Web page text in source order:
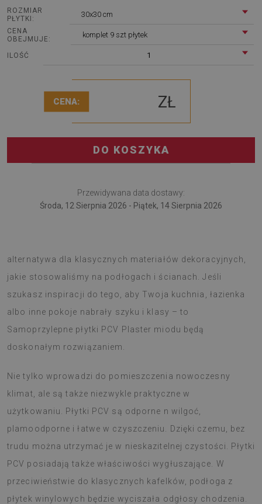
ROZMIAR
PŁYTKI:
30x30 cm
CENA
OBEJMUJE:
komplet 9 szt płytek
ILOŚĆ 1
CENA: ZŁ
DO KOSZYKA
Przewidywana data dostawy:
Środa, 12 Sierpnia 2026 - Piątek, 14 Sierpnia 2026
alternatywa dla klasycznych materiałów dekoracyjnych,
jakie stosowaliśmy na podłogach i ścianach. Jeśli
szukasz inspiracji do tego, aby Twoja kuchnia, łazienka
albo inne pokoje nabrały szyku i klasy – to
Samoprzylepne płytki PCV Plaster miodu będą
doskonałym rozwiązaniem.
Nie tylko wprowadzi do pomieszczenia nowoczesny
klimat, ale są także niezwykle praktyczne w
użytkowaniu. Płytki PCV są odporne n wilgoć,
plamoodporne i łatwe w czyszczeniu. Dzięki czemu, bez
trudu można utrzymać je w nieskazitelnej czystości. Płytki
PCV posiadają także właściwości wygłuszające. W
przeciwieństwie do klasycznych kafelków, podłoga z
płytek winylowych będzie wyciszała odgłosy chodzenia.